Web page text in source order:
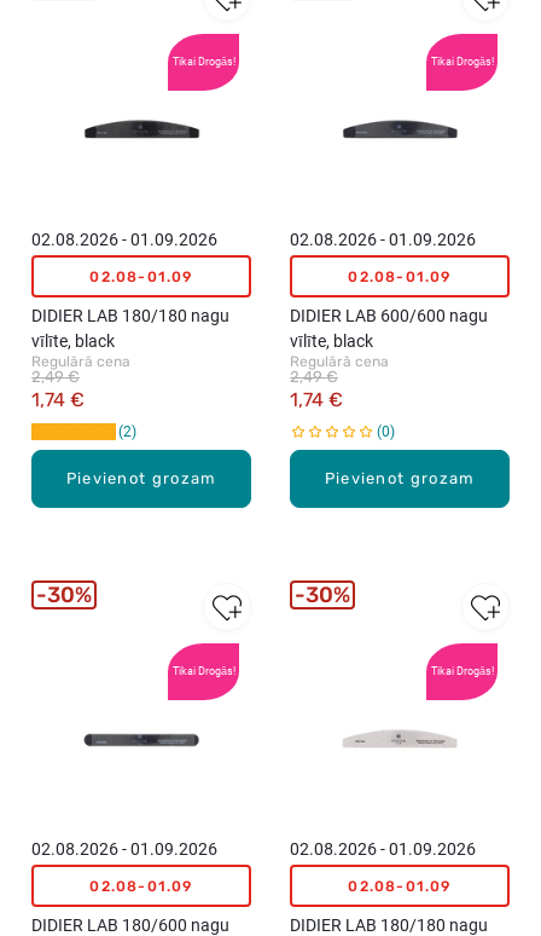
Tikai Drogās!
Pievienot grozam
02.08.2026 - 01.09.2026
02.08-01.09
DIDIER LAB 180/180 nagu
vīlīte, black
Regulārā cena
1,74 €
2,49 €
2
Tikai Drogās!
Pievienot grozam
02.08.2026 - 01.09.2026
02.08-01.09
DIDIER LAB 600/600 nagu
vīlīte, black
Regulārā cena
1,74 €
2,49 €
0
Tikai Drogās!
02.08.2026 - 01.09.2026
02.08-01.09
DIDIER LAB 180/600 nagu
30%
Tikai Drogās!
02.08.2026 - 01.09.2026
02.08-01.09
DIDIER LAB 180/180 nagu
30%